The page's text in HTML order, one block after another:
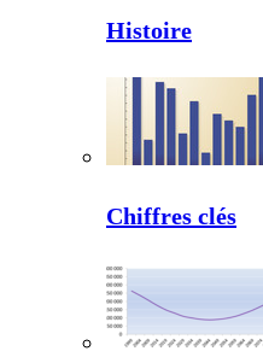
Histoire
Chiffres clés